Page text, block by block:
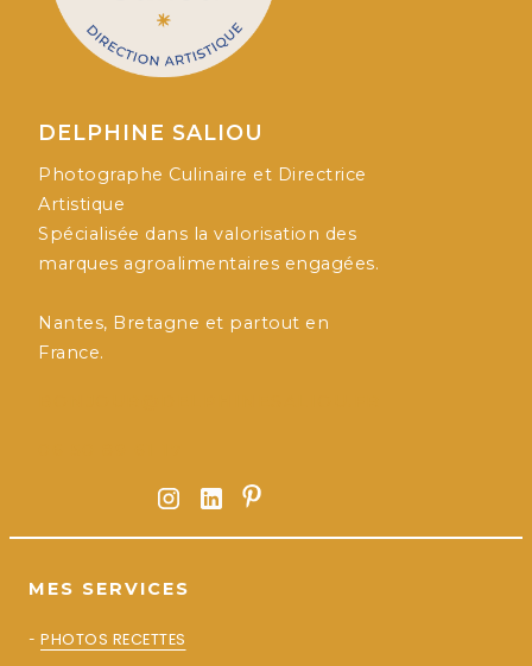
DELPHINE SALIOU
Photographe Culinaire et Directrice
Artistique
Spécialisée dans la valorisation des
marques agroalimentaires engagées.
Nantes, Bretagne et partout en
France.
MES SERVICES
- PHOTOS RECETTES